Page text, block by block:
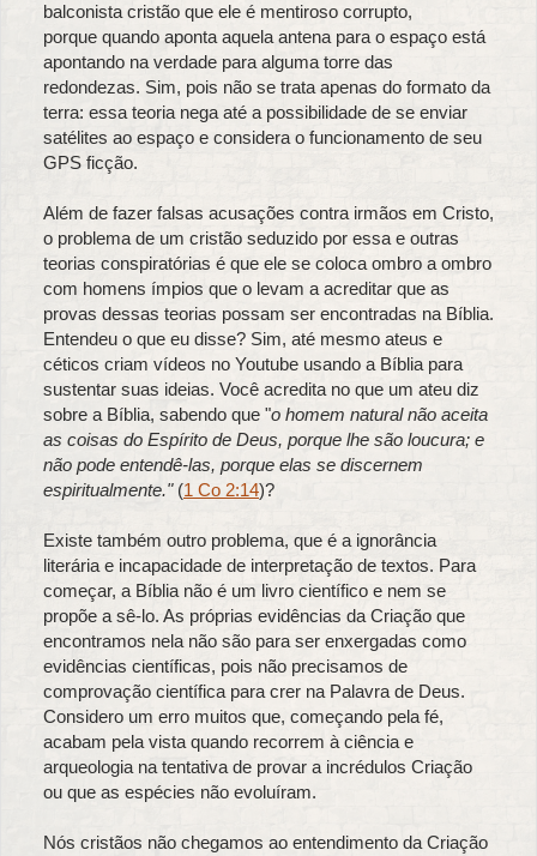
balconista cristão que ele é mentiroso corrupto,
porque quando aponta aquela antena para o espaço está
apontando na verdade para alguma torre das
redondezas. Sim, pois não se trata apenas do formato da
terra: essa teoria nega até a possibilidade de se enviar
satélites ao espaço e considera o funcionamento de seu
GPS ficção.
Além de fazer falsas acusações contra irmãos em Cristo,
o problema de um cristão seduzido por essa e outras
teorias conspiratórias é que ele se coloca ombro a ombro
com homens ímpios que o levam a acreditar que as
provas dessas teorias possam ser encontradas na Bíblia.
Entendeu o que eu disse? Sim, até mesmo ateus e
céticos criam vídeos no Youtube usando a Bíblia para
sustentar suas ideias. Você acredita no que um ateu diz
sobre a Bíblia, sabendo que "o homem natural não aceita
as coisas do Espírito de Deus, porque lhe são loucura; e
não pode entendê-las, porque elas se discernem
espiritualmente."(1 Co 2:14)?
Existe também outro problema, que é a ignorância
literária e incapacidade de interpretação de textos. Para
começar, a Bíblia não é um livro científico e nem se
propõe a sê-lo. As próprias evidências da Criação que
encontramos nela não são para ser enxergadas como
evidências científicas, pois não precisamos de
comprovação científica para crer na Palavra de Deus.
Considero um erro muitos que, começando pela fé,
acabam pela vista quando recorrem à ciência e
arqueologia na tentativa de provar a incrédulos Criação
ou que as espécies não evoluíram.
Nós cristãos não chegamos ao entendimento da Criação